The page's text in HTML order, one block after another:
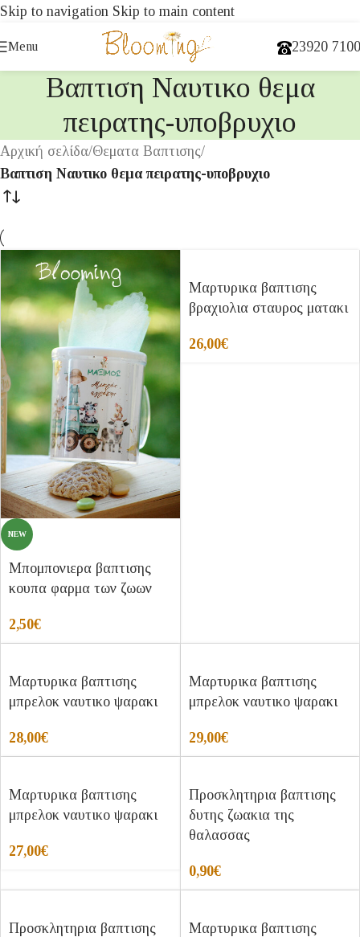
Skip to navigation Skip to main content
Menu 23920
Βαπτιση Ναυτικο θεμα
πειρατης-υποβρυχιο
Αρχική σελίδα/Θεματα Βαπτισης/
Βαπτιση Ναυτικο θεμα πειρατης-υποβρυχιο
NEW
Μπομπονιερα βαπτισης
κουπα φαρμα των ζωων
2,50€
Μαρτυρικα βαπτισης
βραχιολια σταυρος ματακι
26,00€
Μαρτυρικα βαπτισης
μπρελοκ ναυτικο ψαρακι
28,00€
Μαρτυρικα βαπτισης
μπρελοκ ναυτικο ψαρακι
29,00€
Μαρτυρικα βαπτισης
μπρελοκ ναυτικο ψαρακι
27,00€
Προσκλητηρια βαπτισης
δυτης ζωακια της
θαλασσας
0,90€
Προσκλητηρια βαπτισης
Μαρτυρικα βαπτισης